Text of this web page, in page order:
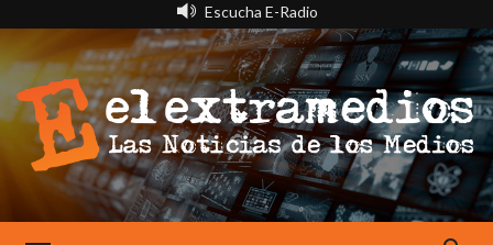
contenido
Escucha E-Radio